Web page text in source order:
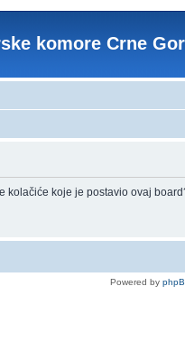
komore Crne
kolačiće koje je postavio ovaj
Powered by